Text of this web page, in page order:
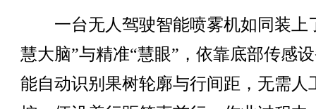
一台无人驾驶智能喷雾机如同装上
慧大脑”与精准“慧眼”，依靠底部传感
能自动识别果树轮廓与行间距，无需人